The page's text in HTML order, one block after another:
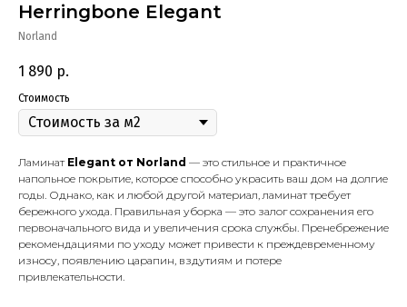
Herringbone Elegant
Norland
1 890 р.
Стоимость
Ламинат Elegant от Norland — это стильное и практичное
напольное покрытие, которое способно украсить ваш дом на долгие
годы. Однако, как и любой другой материал, ламинат требует
бережного ухода. Правильная уборка — это залог сохранения его
первоначального вида и увеличения срока службы. Пренебрежение
рекомендациями по уходу может привести к преждевременному
износу, появлению царапин, вздутиям и потере
привлекательности.